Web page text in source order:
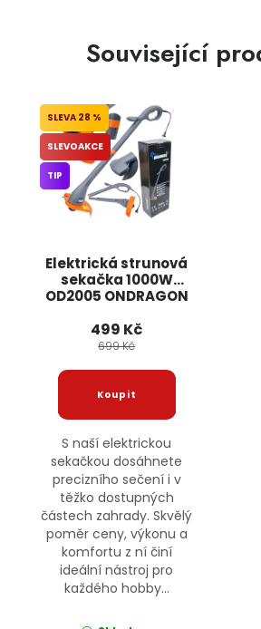
Související
Elektrická strunová
sekačka 1000W
OD2005 ONDRAGON
28 %
SLEVOAKCE
TIP
499 Kč
699 Kč
S naší elektrickou
sekačkou dosáhnete
precizního sečení i v
těžko dostupných
částech zahrady. Skvělý
poměr ceny, výkonu a
komfortu z ní činí
ideální nástroj pro
každého hobby...